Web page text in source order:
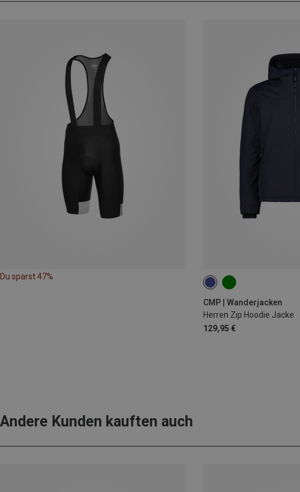
Du sparst 47%
CMP | Wanderjacken
Herren Zip Hoodie Jacke
129,95 €
XXL
Andere Kunden kauften auch